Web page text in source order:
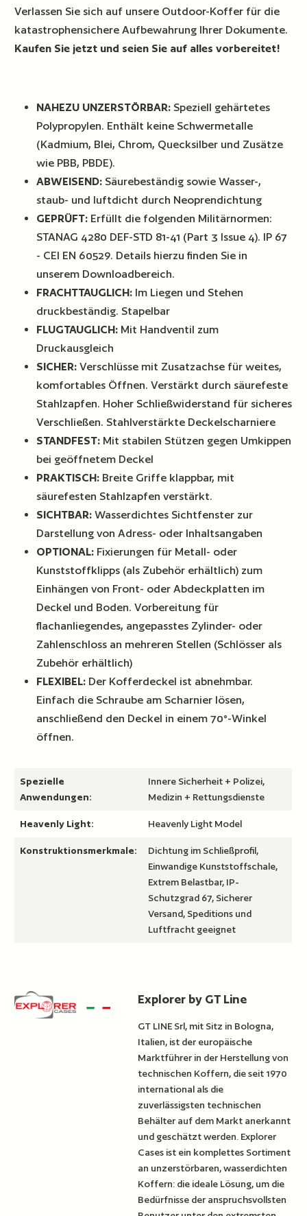
Verlassen Sie sich auf unsere Outdoor-Koffer für die
katastrophensichere Aufbewahrung Ihrer Dokumente.
Kaufen Sie jetzt und seien Sie auf alles vorbereitet!
NAHEZU UNZERSTÖRBAR: Speziell gehärtetes
Polypropylen. Enthält keine Schwermetalle
(Kadmium, Blei, Chrom, Quecksilber und Zusätze
wie PBB, PBDE).
ABWEISEND: Säurebeständig sowie Wasser-,
staub- und luftdicht durch Neoprendichtung
GEPRÜFT: Erfüllt die folgenden Militärnormen:
STANAG 4280 DEF-STD 81-41 (Part 3 Issue 4). IP 67
- CEI EN 60529. Details hierzu finden Sie in
unserem Downloadbereich.
FRACHTTAUGLICH: Im Liegen und Stehen
druckbeständig. Stapelbar
FLUGTAUGLICH: Mit Handventil zum
Druckausgleich
SICHER: Verschlüsse mit Zusatzachse für weites,
komfortables Öffnen. Verstärkt durch säurefeste
Stahlzapfen. Hoher Schließwiderstand für sicheres
Verschließen. Stahlverstärkte Deckelscharniere
STANDFEST: Mit stabilen Stützen gegen Umkippen
bei geöffnetem Deckel
PRAKTISCH: Breite Griffe klappbar, mit
säurefesten Stahlzapfen verstärkt.
SICHTBAR: Wasserdichtes Sichtfenster zur
Darstellung von Adress- oder Inhaltsangaben
OPTIONAL: Fixierungen für Metall- oder
Kunststoffklipps (als Zubehör erhältlich) zum
Einhängen von Front- oder Abdeckplatten im
Deckel und Boden. Vorbereitung für
flachanliegendes, angepasstes Zylinder- oder
Zahlenschloss an mehreren Stellen (Schlösser als
Zubehör erhältlich)
FLEXIBEL: Der Kofferdeckel ist abnehmbar.
Einfach die Schraube am Scharnier lösen,
anschließend den Deckel in einem 70°-Winkel
öffnen.
Spezielle
Anwendungen:
Innere Sicherheit + Polizei,
Medizin + Rettungsdienste
Heavenly Light: Heavenly Light Model
Konstruktionsmerkmale:
Dichtung im Schließprofil,
Einwandige Kunststoffschale,
Extrem Belastbar, IP-
Schutzgrad 67, Sicherer
Versand, Speditions und
Luftfracht geeignet
Explorer by GT Line
GT LINE Srl, mit Sitz in Bologna,
Italien, ist der europäische
Marktführer in der Herstellung von
technischen Koffern, die seit 1970
international als die
zuverlässigsten technischen
Behälter auf dem Markt anerkannt
und geschätzt werden. Explorer
Cases ist ein komplettes Sortiment
an unzerstörbaren, wasserdichten
Koffern: die ideale Lösung, um die
Bedürfnisse der anspruchsvollsten